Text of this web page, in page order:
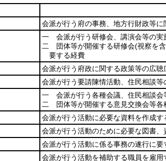
会派が行う府の事務、地方行財政等に
一 会派が行う研修会、講演会等の実
二 団体等が開催する研修会(視察を
要する経費
会派が行う府政に関する政策等の広
会派が行う要請陳情活動、住民相談
一 会派が行う各種会議、住民相談会
二 団体等が開催する意見交換会等各
会派が行う活動に必要な資料を作成
会派が行う活動のために必要な図書
会派が行う活動に係る事務の遂行に要
会派が行う活動を補助する職員を雇用